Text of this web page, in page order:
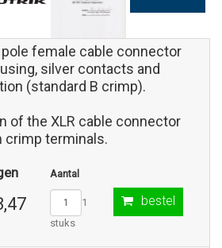
pole female cable connector
silver contacts and
(standard B crimp).
of the XLR cable connector
crimp terminals.
Aantal
1
stuks
bestel